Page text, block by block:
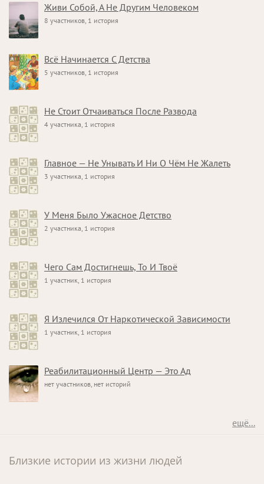
Живи Собой, А Не Другим Человеком
8 участников, 1 история
Всё Начинается С Детства
5 участников, 1 история
Не Стоит Отчаиваться После Развода
4 участника, 1 история
Главное — Не Унывать И Ни О Чём Не Жалеть
3 участника, 1 история
У Меня Было Ужасное Детство
2 участника, 1 история
Чего Сам Достигнешь, То И Твоё
1 участник, 1 история
Я Излечился От Наркотической Зависимости
1 участник, 1 история
Реабилитационный Центр — Это Ад
нет участников, нет историй
ещё...
Близкие истории из жизни людей